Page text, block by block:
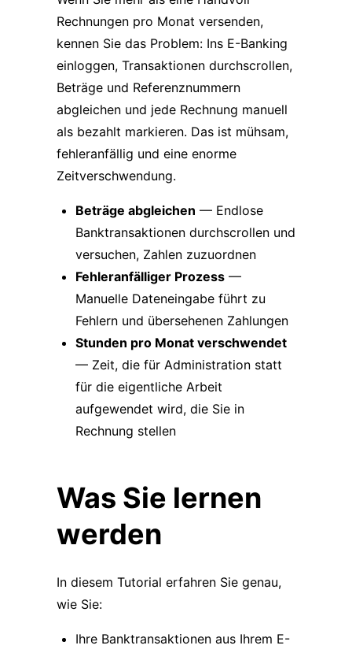
Rechnungen pro Monat versenden,
kennen Sie das Problem: Ins E-Banking
einloggen, Transaktionen durchscrollen,
Beträge und Referenznummern
abgleichen und jede Rechnung manuell
als bezahlt markieren. Das ist mühsam,
fehleranfällig und eine enorme
Zeitverschwendung.
Beträge abgleichen — Endlose
Banktransaktionen durchscrollen und
versuchen, Zahlen zuzuordnen
Fehleranfälliger Prozess —
Manuelle Dateneingabe führt zu
Fehlern und übersehenen Zahlungen
Stunden pro Monat verschwendet
— Zeit, die für Administration statt
für die eigentliche Arbeit
aufgewendet wird, die Sie in
Rechnung stellen
Was Sie lernen
werden
In diesem Tutorial erfahren Sie genau,
wie Sie:
Ihre Banktransaktionen aus Ihrem E-